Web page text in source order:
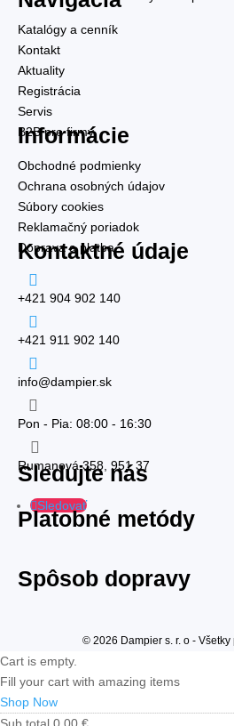
Katalógy a cenník
Kontakt
Aktuality
Registrácia
Servis
B2B pre firmy
Informácie
Obchodné podmienky
Ochrana osobných údajov
Súbory cookies
Reklamačný poriadok
Doprava a platba
Kontaktné údaje

+421 904 902 140

+421 911 902 140

info@dampier.sk

Pon - Pia: 08:00 - 16:30

Rumanová 358, 951 37
Sledujte nás
Sledovať
Platobné metódy
Spôsob dopravy
© 2026 Dampier s. r. o -
Cart is empty.
Fill your cart with amazing items
Shop Now